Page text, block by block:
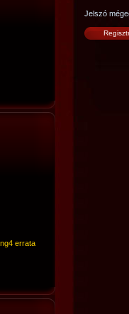
errata
Jelszó